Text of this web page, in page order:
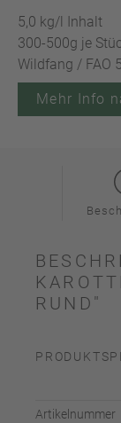
5,0 kg/l Inhalt
300-500g je
Wildfang / FAO
Mehr Info
RUND"
Artikelnummer